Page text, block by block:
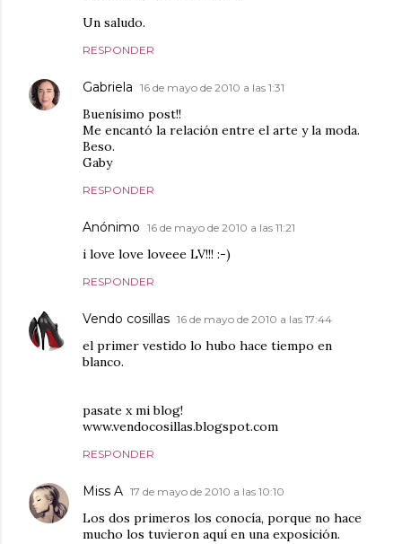
Un saludo.
RESPONDER
Gabriela 16 de mayo de 2010 a las 1:31
Buenísimo post!!
Me encantó la relación entre el arte y la moda.
Beso.
Gaby
RESPONDER
Anónimo 16 de mayo de 2010 a las 11:21
i love love loveee LV!!! :-)
RESPONDER
Vendo cosillas 16 de mayo de 2010 a las 17:44
el primer vestido lo hubo hace tiempo en
blanco.
pasate x mi blog!
www.vendocosillas.blogspot.com
RESPONDER
Miss A 17 de mayo de 2010 a las 10:10
Los dos primeros los conocía, porque no hace
mucho los tuvieron aquí en una exposición.